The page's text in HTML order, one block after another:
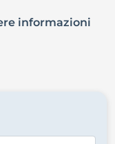
informazioni